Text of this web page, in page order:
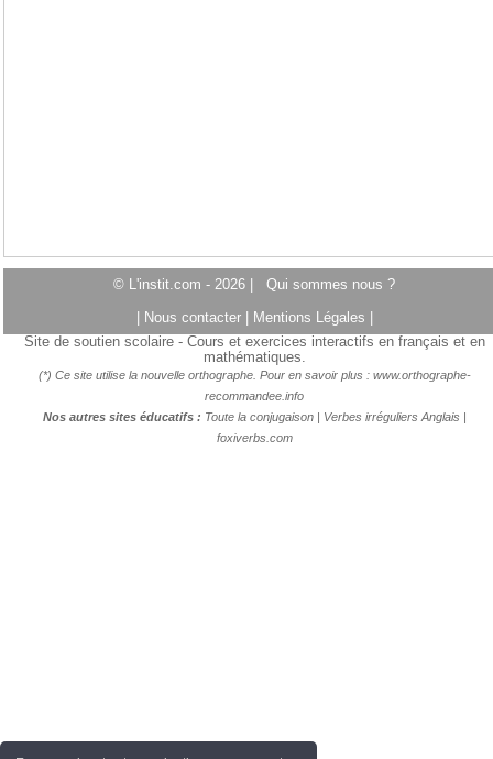
© L'instit.com - 2026 | Qui sommes nous ?
Nous contacter Mentions Légales
Site de soutien scolaire - Cours et exercices interactifs en français et en
mathématiques.
(*) Ce site utilise la nouvelle orthographe. Pour en savoir plus : www.orthographe-
recommandee.info
Nos autres sites éducatifs : Toute la conjugaison| Verbes irréguliers Anglais |
foxiverbs.com